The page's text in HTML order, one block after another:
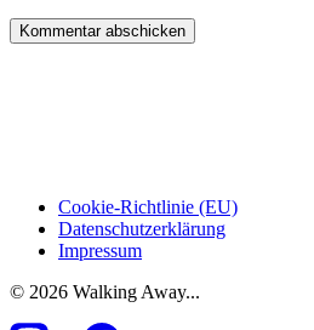
Cookie-Richtlinie (EU)
Datenschutzerklärung
Impressum
© 2026 Walking Away...